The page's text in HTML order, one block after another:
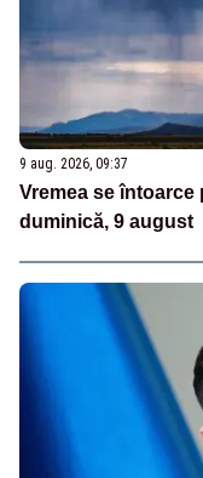
9 aug. 2026, 09:37
Vremea se
duminică, 9 august